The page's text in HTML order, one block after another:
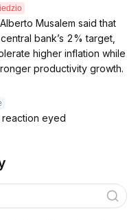
Musalem said that
bank’s 2% target,
higher inflation while
productivity growth.
reaction eyed